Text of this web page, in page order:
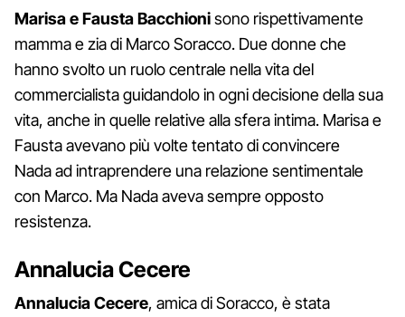
Marisa e Fausta Bacchionisono rispettivamente
mamma e zia di Marco Soracco. Due donne che
hanno svolto un ruolo centrale nella vita del
commercialista guidandolo in ogni decisione della sua
vita, anche in quelle relative alla sfera intima. Marisa e
Fausta avevano più volte tentato di convincere
Nada ad intraprendere una relazione sentimentale
con Marco. Ma Nada aveva sempre opposto
resistenza.
Annalucia Cecere
Annalucia Cecere, amica di Soracco, è stata